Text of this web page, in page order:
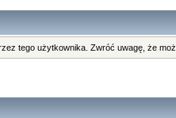
tego użytkownika. Zwróć uwagę, że